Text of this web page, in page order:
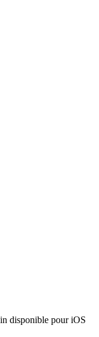
disponible pour iOS